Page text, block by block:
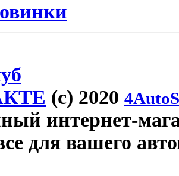
(c) 2020
интернет-
для вашего